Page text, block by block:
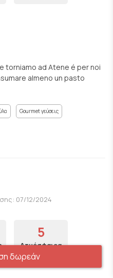
torniamo ad Atene é per noi
almeno un pasto
Gourmet γεύσεις
07/12/2024
5
Ατμόσφαιρα
δωρεάν